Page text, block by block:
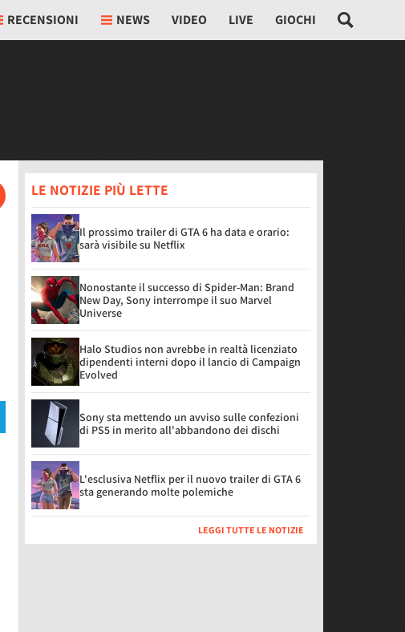
RECENSIONI NEWS VIDEO LIVE GIOCHI
LE NOTIZIE PIÙ LETTE
Il prossimo trailer di GTA 6 ha data e orario:
sarà visibile su Netflix
Nonostante il successo di Spider-Man: Brand
New Day, Sony interrompe il suo Marvel
Universe
Halo Studios non avrebbe in realtà licenziato
dipendenti interni dopo il lancio di Campaign
Evolved
Sony sta mettendo un avviso sulle confezioni
di PS5 in merito all'abbandono dei dischi
L'esclusiva Netflix per il nuovo trailer di GTA 6
sta generando molte polemiche
LEGGI TUTTE LE NOTIZIE